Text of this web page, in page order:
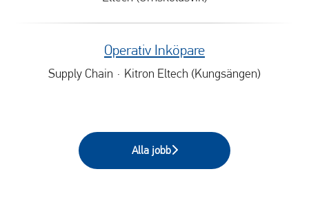
Operativ Inköpare
Supply Chain · Kitron Eltech (Kungsängen)
Alla jobb